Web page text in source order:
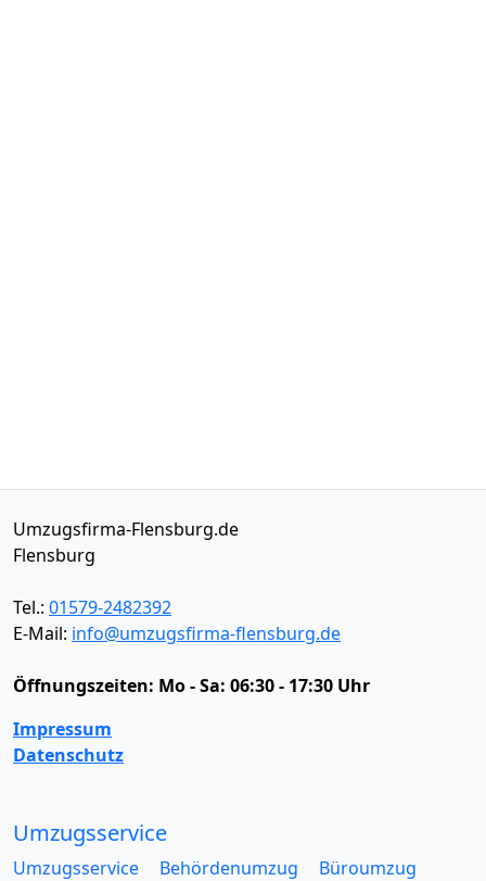
Umzugsfirma-Flensburg.de
Flensburg
Tel.: 01579-2482392
E-Mail: info@umzugsfirma-flensburg.de
Öffnungszeiten: Mo - Sa: 06:30 - 17:30 Uhr
Impressum
Datenschutz
Umzugsservice
Umzugsservice Behördenumzug
Büroumzug